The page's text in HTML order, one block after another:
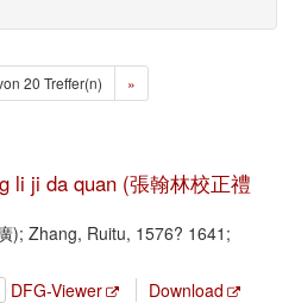
20 Treffer(n) »
li ji da quan (張翰林校正禮
); Zhang, Ruitu, 1576? 1641;
DFG-Viewer Download